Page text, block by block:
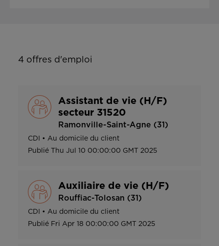
4 offres d'emploi
Assistant de vie (H/F)
secteur 31520
Ramonville-Saint-Agne (31)
CDI • Au domicile du client
Publié
Thu Jul 10 00:00:00 GMT 2025
Auxiliaire de vie (H/F)
Rouffiac-Tolosan (31)
CDI • Au domicile du client
Publié Fri Apr 18 00:00:00 GMT 2025